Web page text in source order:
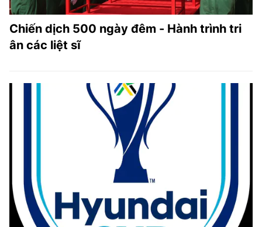
Chiến dịch 500 ngày đêm - Hành trình tri
ân các liệt sĩ